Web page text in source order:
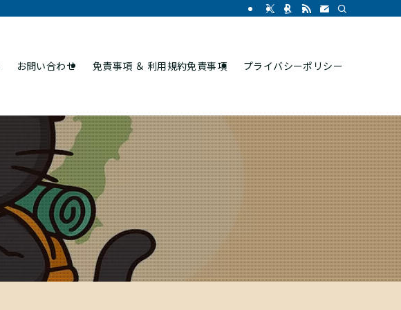
お問い合わせ 免責事項 ＆ 利用規約免責事項 プライバシーポリシー